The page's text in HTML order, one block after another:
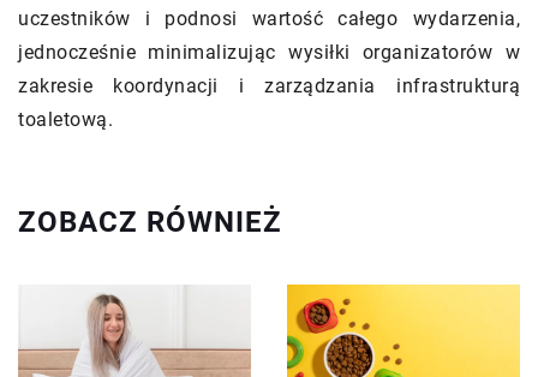
uczestników i podnosi wartość całego wydarzenia,
jednocześnie minimalizując wysiłki organizatorów w
zakresie koordynacji i zarządzania infrastrukturą
toaletową.
ZOBACZ RÓWNIEŻ